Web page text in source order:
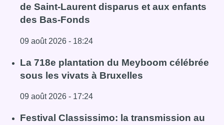
de Saint-Laurent disparus et aux enfants
des Bas-Fonds
09 août 2026 - 18:24
Lire l'article Au Meyboom, l’hommage aux
La 718e plantation du Meyboom célébrée
sous les vivats à Bruxelles
09 août 2026 - 17:24
Lire l'article La 718e plantation du Meyboom célébrée
Festival Classissimo: la transmission au